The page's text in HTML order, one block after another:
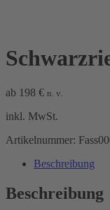
ab 198 € n. v.
inkl. MwSt.
Artikelnummer:
Beschreibung
Beschreibung